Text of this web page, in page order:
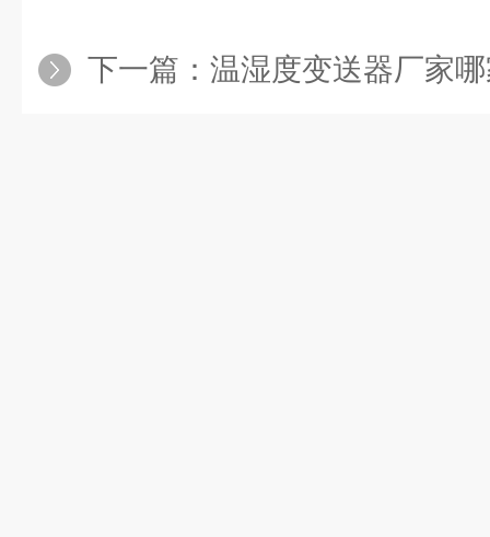
下一篇： 温湿度变送器厂家